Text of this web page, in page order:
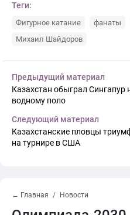
Теги:
Фигурное катание фанаты
Михаил Шайдоров
Предыдущий материал
Казахстан обыграл Сингапур
водному поло
Следующий материал
Казахстанские пловцы
на турнире в США
← Главная Новости